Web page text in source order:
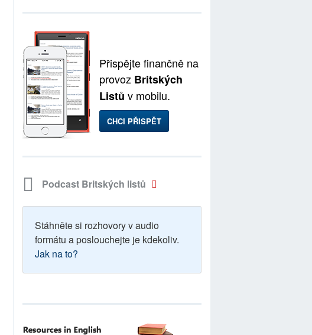
Přispějte finančně na
provoz Britských
Listů v mobilu.
CHCI PŘISPĚT
Podcast Britských listů
Stáhněte si rozhovory v audio
formátu a poslouchejte je kdekoliv.
Jak na to?